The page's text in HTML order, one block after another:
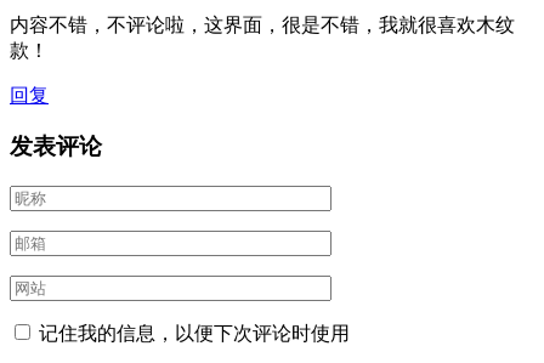
内容不错，不评论啦，这界面，很是不错，我就很喜欢木纹
款！
回复
发表评论
记住我的信息，以便下次评论时使用